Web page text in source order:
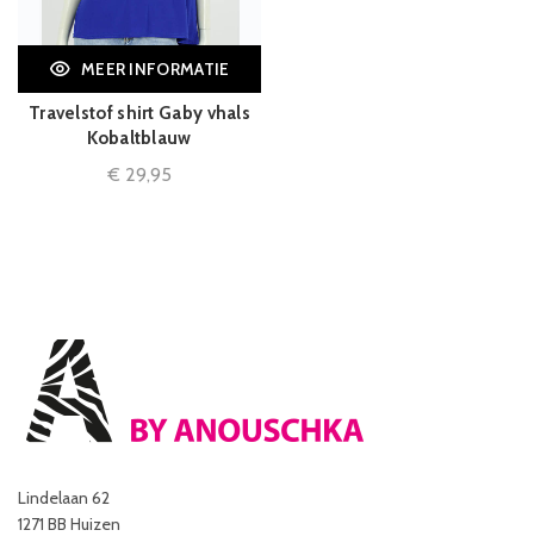
MEER INFORMATIE
Travelstof shirt Gaby vhals
Kobaltblauw
€ 29,95
Lindelaan 62
1271 BB Huizen